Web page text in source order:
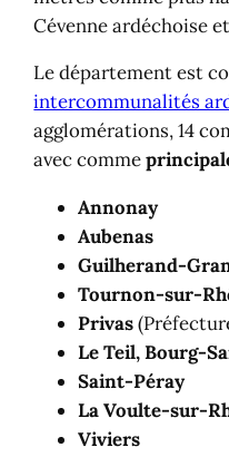
Cévenne ardéchoise
Le département est
intercommunalités
agglomérations, 14
avec comme
Annonay
Aubenas
Guilherand-
Tournon-sur-
Privas
Le Teil, Bourg-
Saint-Péray
La Voulte-sur-
Viviers